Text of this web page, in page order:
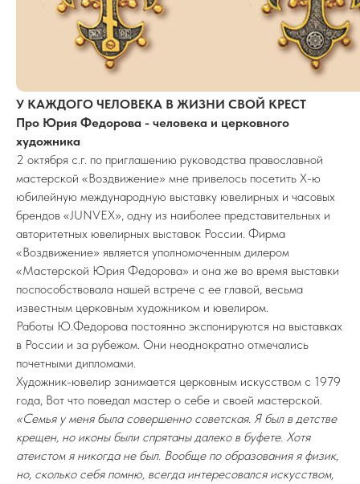
У КАЖДОГО ЧЕЛОВЕКА В ЖИЗНИ СВОЙ КРЕСТ
Про Юрия Федорова - человека и церковного
художника
2 октября с.г. по приглашению руководства православной
мастерской «Воздвижение» мне привелось посетить Х-ю
юбилейную международную выставку ювелирных и часовых
брендов «JUNVEX», одну из наиболее представительных и
авторитетных ювелирных выставок России. Фирма
«Воздвижение» является уполномоченным дилером
«Мастерской Юрия Федорова» и она же во время выставки
поспособствовала нашей встрече с ее главой, весьма
известным церковным художником и ювелиром.
Работы Ю.Федорова постоянно экспонируются на выставках
в России и за рубежом. Они неоднократно отмечались
почетными дипломами.
Художник-ювелир занимается церковным искусством с 1979
года, Вот что поведал мастер о себе и своей мастерской.
«Семья у меня была совершенно советская. Я был в детстве
крещен, но иконы были спрятаны далеко в буфете. Хотя
атеистом я никогда не был. Вообще по образования я физик,
но, сколько себя помню, всегда интересовался искусством,